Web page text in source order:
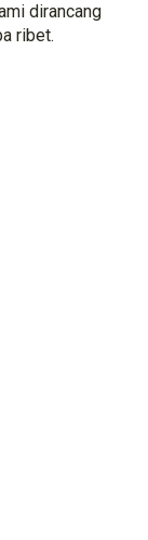
dirancang
ribet.